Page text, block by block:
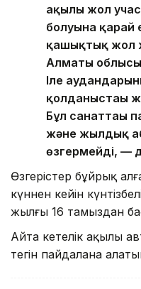
ақылы жол
болуына қарай
қашықтық жол
Алматы
Іле
қолданыстағы
Бұл санаттағы
және жылдық
өзгермейді, —
Өзгерістер бұйрық
күннен кейін
жылғы 16 тамыздан
Айта кетелік ақылы
тегін пайдалана